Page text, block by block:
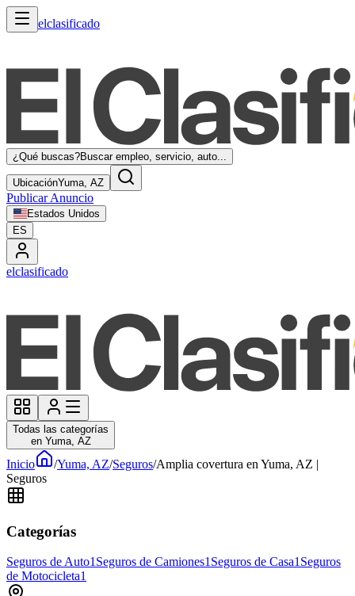
elclasificado
¿Qué buscas?Buscar empleo, servicio, auto...
UbicaciónYuma, AZ
Publicar Anuncio
Estados Unidos
ES
elclasificado
Todas las categorías
en Yuma, AZ
Inicio /Yuma, AZ/Seguros/Amplia covertura en Yuma, AZ |
Seguros
Categorías
Seguros de Auto1Seguros de Camiones1Seguros de Casa1Seguros
de Motocicleta1